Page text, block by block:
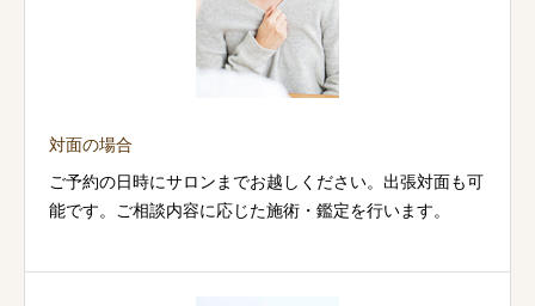
対面の場合
ご予約の日時にサロンまでお越しください。出張対面も可
能です。ご相談内容に応じた施術・鑑定を行います。